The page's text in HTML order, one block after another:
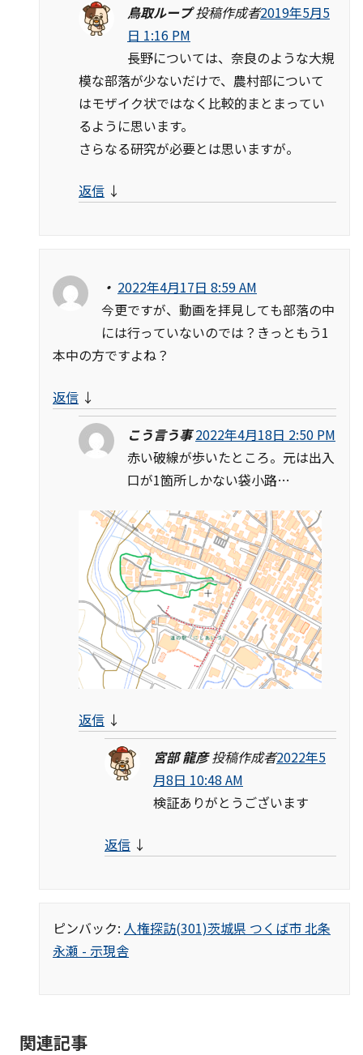
鳥取ループ 投稿作成者2019年5月5
日 1:16 PM
長野については、奈良のような大規
模な部落が少ないだけで、農村部について
はモザイク状ではなく比較的まとまってい
るように思います。
さらなる研究が必要とは思いますが。
返信 ↓
・ 2022年4月17日 8:59 AM
今更ですが、動画を拝見しても部落の中
には行っていないのでは？きっともう1
本中の方ですよね？
返信 ↓
こう言う事 2022年4月18日 2:50 PM
赤い破線が歩いたところ。元は出入
口が1箇所しかない袋小路…
返信 ↓
宮部 龍彦 投稿作成者2022年5
月8日 10:48 AM
検証ありがとうございます
返信 ↓
ピンバック: 人権探訪(301)茨城県 つくば市 北条
永瀬 - 示現舎
関連記事